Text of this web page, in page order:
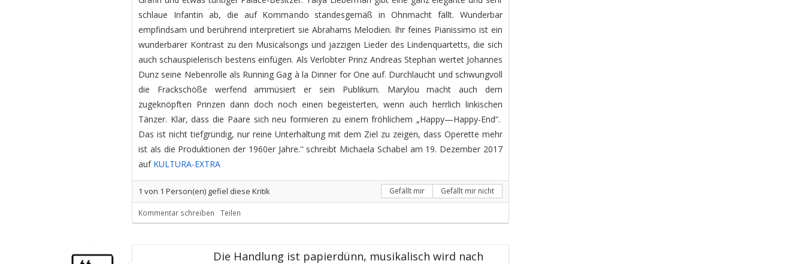
schlaue Infantin ab, die auf Kommando standesgemäß in Ohnmacht fällt. Wunderbar
empfindsam und berührend interpretiert sie Abrahams Melodien. Ihr feines Pianissimo ist ein
wunderbarer Kontrast zu den Musicalsongs und jazzigen Lieder des Lindenquartetts, die sich
auch schauspielerisch bestens einfügen. Als Verlobter Prinz Andreas Stephan wertet Johannes
Dunz seine Nebenrolle als Running Gag à la Dinner for One auf. Durchlaucht und schwungvoll
die Frackschöße werfend ammüsiert er sein Publikum. Marylou macht auch dem
zugeknöpften Prinzen dann doch noch einen begeisterten, wenn auch herrlich linkischen
Tänzer. Klar, dass die Paare sich neu formieren zu einem fröhlichem „Happy—Happy-End“.
Das ist nicht tiefgründig, nur reine Unterhaltung mit dem Ziel zu zeigen, dass Operette mehr
ist als die Produktionen der 1960er Jahre.'' schreibt Michaela Schabel am 19. Dezember 2017
auf KULTURA-EXTRA
1 von 1 Person(en) gefiel diese Kritik Gefällt mir Gefällt mir nicht
Kommentar schreiben Teilen
Die Handlung ist papierdünn, musikalisch wird nach